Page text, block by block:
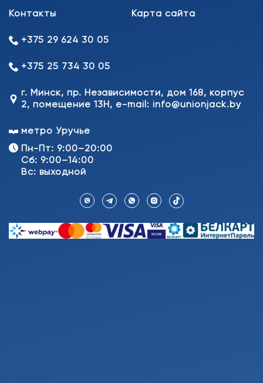
Контакты Карта сайта
+375 29 624 30 05
+375 25 734 30 05
г. Минск, пр. Независимости, дом 168, корпус
2, помещение 13Н, e-mail: info@unionjack.by
метро Уручье
Пн-Пт: 9:00–20:00
Сб: 9:00–14:00
Вс: выходной